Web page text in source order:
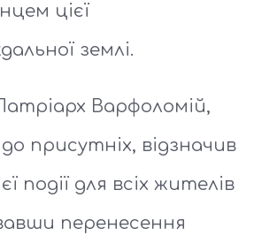
цієї
землі.
Варфоломій,
присутніх, відзначив
події для всіх жителів
перенесення